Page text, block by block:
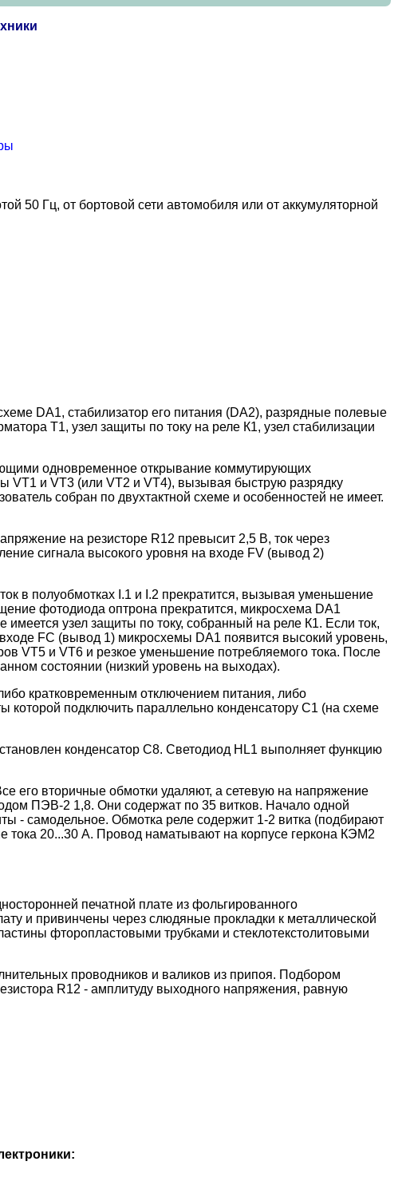
50 Гц, от бортовой сети автомобиля или от аккумуляторной
DA1, стабилизатор его питания (DA2), разрядные полевые
Т1, узел защиты по току на реле К1, узел стабилизации
одновременное открывание коммутирующих
VT1 и VT3 (или VT2 и VT4), вызывая быструю разрядку
собран по двухтактной схеме и особенностей не имеет.
на резисторе R12 превысит 2,5 В, ток через
сигнала высокого уровня на входе FV (вывод 2)
в полуобмотках I.1 и I.2 прекратится, вызывая уменьшение
фотодиода оптрона прекратится, микросхема DA1
узел защиты по току, собранный на реле К1. Если ток,
FC (вывод 1) микросхемы DA1 появится высокий уровень,
VT5 и VT6 и резкое уменьшение потребляемого тока. После
состоянии (низкий уровень на выходах).
кратковременным отключением питания, либо
которой подключить параллельно конденсатору С1 (на схеме
конденсатор С8. Светодиод HL1 выполняет функцию
его вторичные обмотки удаляют, а сетевую на напряжение
ПЭВ-2 1,8. Они содержат по 35 витков. Начало одной
- самодельное. Обмотка реле содержит 1-2 витка (подбирают
тока 20...30 А. Провод наматывают на корпусе геркона КЭМ2
печатной плате из фольгированного
и привинчены через слюдяные прокладки к металлической
фторопластовыми трубками и стеклотекстолитовыми
проводников и валиков из припоя. Подбором
R12 - амплитуду выходного напряжения, равную